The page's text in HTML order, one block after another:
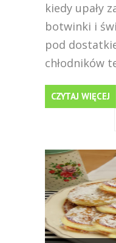
kiedy upały
botwinki i
pod
chłodników
CZYTAJ WIĘCEJ